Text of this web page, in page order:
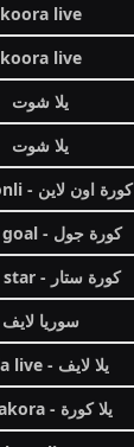
koora live
koora live
يلا شوت
يلا شوت
كورة اون لاين - kora onli
كورة جول - kora goal
كورة ستار - kora star
سوريا لايف
يلا لايف - yalla live
يلا كورة - yallakora